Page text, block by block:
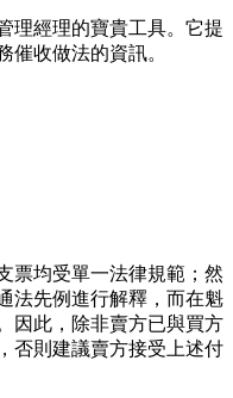
理經理的寶貴工具。它提
催收做法的資訊。
票均受單一法律規範；然
法先例進行解釋，而在魁
因此，除非賣方已與買方
否則建議賣方接受上述付